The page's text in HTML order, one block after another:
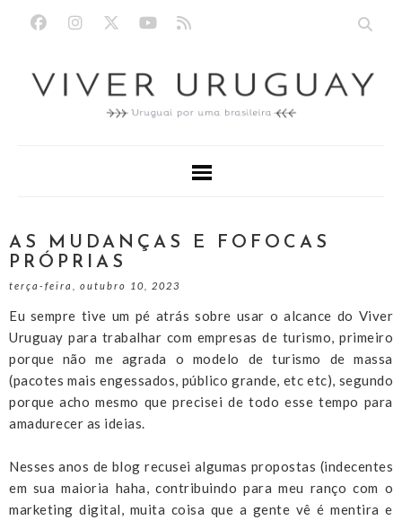
AS MUDANÇAS E FOFOCAS
PRÓPRIAS
terça-feira, outubro 10, 2023
Eu sempre tive um pé atrás sobre usar o alcance do Viver
Uruguay para trabalhar com empresas de turismo, primeiro
porque não me agrada o modelo de turismo de massa
(pacotes mais engessados, público grande, etc etc), segundo
porque acho mesmo que precisei de todo esse tempo para
amadurecer as ideias.
Nesses anos de blog recusei algumas propostas (indecentes
em sua maioria haha, contribuindo para meu ranço com o
marketing digital, muita coisa que a gente vê é mentira e